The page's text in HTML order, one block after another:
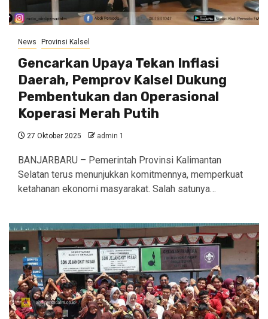
News Provinsi Kalsel
Gencarkan Upaya Tekan Inflasi
Daerah, Pemprov Kalsel Dukung
Pembentukan dan Operasional
Koperasi Merah Putih
27 Oktober 2025 admin 1
BANJARBARU – Pemerintah Provinsi Kalimantan
Selatan terus menunjukkan komitmennya, memperkuat
ketahanan ekonomi masyarakat. Salah satunya…